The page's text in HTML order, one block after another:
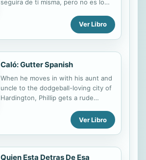
Júpiter casi sin recuerdos y con la
inquietante sensación de que él, el
griego, es el enemigo. Por suerte,
seguira de ti misma, pero no es lo
Ver Libro
Caló: Gutter Spanish
When he moves in with his aunt and
uncle to the dodgeball-loving city of
Hardington, Phillip gets a rude
he gets a direct hit to the face by
the dodgeball-champion of the town,
but Phillip doesn't won't take the
assault lying down and so takes the
bully to court to get the matter
Ver Libro
Quien Esta Detras De Esa